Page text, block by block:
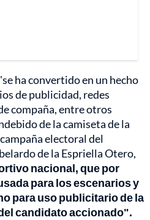
ha convertido en un hecho
de publicidad, redes
compaña, entre otros
de la camiseta de la
electoral del
de la Espriella Otero,
nacional, que por
para los escenarios y
para uso publicitario de la
candidato accionado".